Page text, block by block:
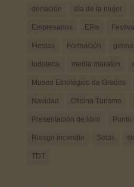
donación día de la mujer
Empresarios EPIs
Fiestas Formación
ludoteca media maratón
Museo Etnológico de Gredos
Navidad Oficina Turismo
Presentación de libro Punto
Riesgo incendio Setas
TDT